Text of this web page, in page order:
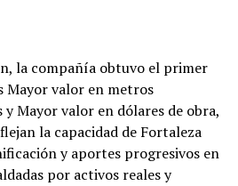
la compañía obtuvo el primer
Mayor valor en metros
Mayor valor en dólares de obra,
la capacidad de Fortaleza
y aportes progresivos en
por activos reales y